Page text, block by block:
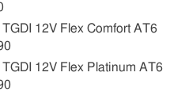
12V Flex Comfort AT6
12V Flex Platinum AT6